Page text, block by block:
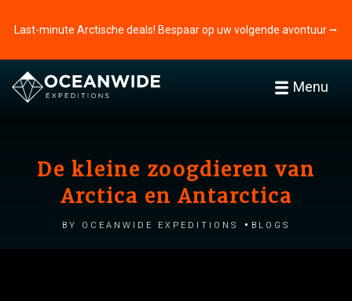
Last-minute Arctische deals! Bespaar op uw volgende avontuur ⭢
Menu
De kleine zoogdieren van
Arctica en Antarctica
by Oceanwide Expeditions Blogs